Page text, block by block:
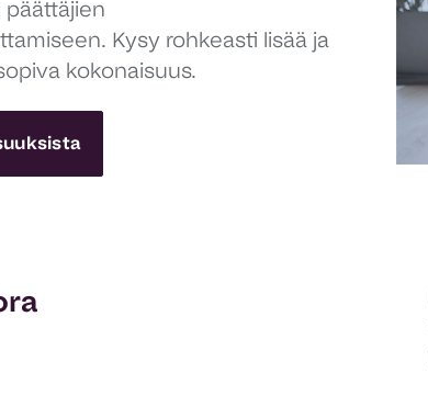
Kysy rohkeasti lisää ja
kokonaisuus.